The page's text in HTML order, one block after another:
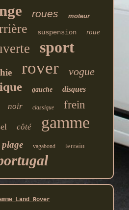
roues moteur
suspension roue
sport
rover vogue
gauche disques
noir classique frein
côté gamme
plage vagabond terrain
Land Rover